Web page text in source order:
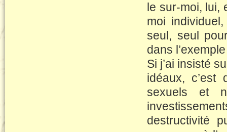
le sur-moi, lui,
moi
seul, seul
dans
Si j’ai insisté
idéaux, c’est
sexuels et
destructivité